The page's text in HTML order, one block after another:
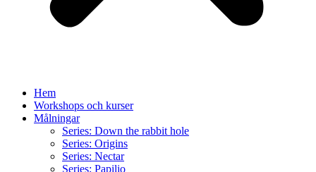
Hem
Workshops och kurser
Målningar
Series: Down the rabbit hole
Series: Origins
Series: Nectar
Series: Papilio